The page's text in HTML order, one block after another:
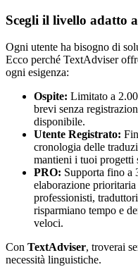
Scegli il livello adatto
Ogni utente ha bisogno di
Ecco perché TextAdviser
ogni esigenza:
Ospite: Limitato a
brevi senza
disponibile.
Utente Registrato:
cronologia delle
mantieni i tuoi progetti
PRO: Supporta fino a
elaborazione
professionisti,
risparmiano tempo e
veloci.
Con TextAdviser, troverai
necessità linguistiche.